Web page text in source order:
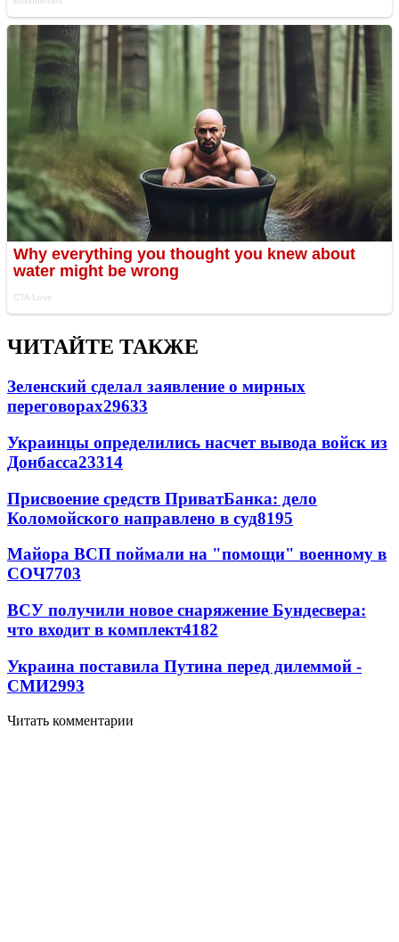
ЧИТАЙТЕ ТАКЖЕ
Зеленский сделал заявление о мирных
переговорах29633
Украинцы определились насчет вывода войск из
Донбасса23314
Присвоение средств ПриватБанка: дело
Коломойского направлено в суд8195
Майора ВСП поймали на "помощи" военному в
СОЧ7703
ВСУ получили новое снаряжение Бундесвера:
что входит в комплект4182
Украина поставила Путина перед дилеммой -
СМИ2993
Читать комментарии